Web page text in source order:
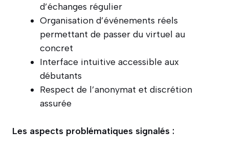
d’échanges régulier
Organisation d’événements réels
permettant de passer du virtuel au
concret
Interface intuitive accessible aux
débutants
Respect de l’anonymat et discrétion
assurée
Les aspects problématiques signalés :